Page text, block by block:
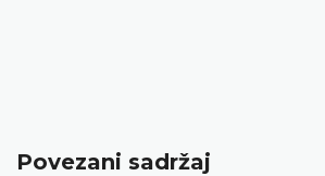
Povezani sadržaj